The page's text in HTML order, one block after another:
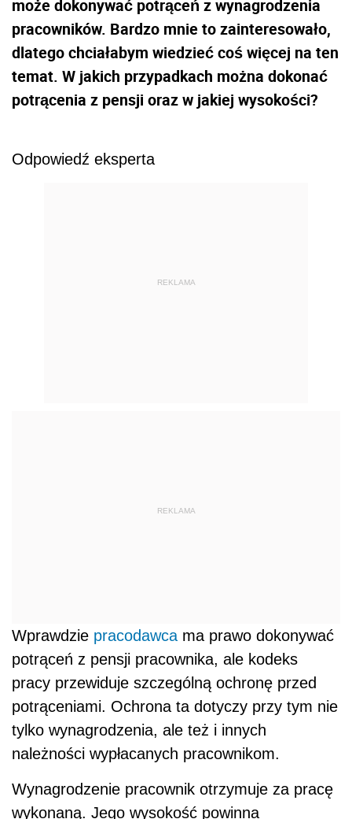
może dokonywać potrąceń z wynagrodzenia
pracowników. Bardzo mnie to zainteresowało,
dlatego chciałabym wiedzieć coś więcej na ten
temat. W jakich przypadkach można dokonać
potrącenia z pensji oraz w jakiej wysokości?
Odpowiedź eksperta
REKLAMA
REKLAMA
Wprawdzie pracodawca ma prawo dokonywać
potrąceń z pensji pracownika, ale kodeks
pracy przewiduje szczególną ochronę przed
potrąceniami. Ochrona ta dotyczy przy tym nie
tylko wynagrodzenia, ale też i innych
należności wypłacanych pracownikom.
Wynagrodzenie pracownik otrzymuje za pracę
wykonaną. Jego wysokość powinna